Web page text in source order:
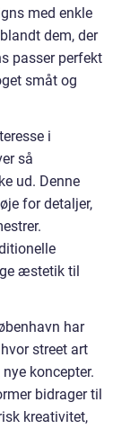
med enkle
dem, der
passer perfekt
småt og
i
så
ud. Denne
for detaljer,
æstetik til
har
street art
koncepter.
bidrager til
kreativitet,